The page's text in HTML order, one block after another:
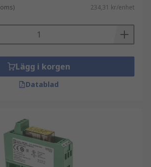
234,31 kr/enhet
Lägg i korgen
Datablad